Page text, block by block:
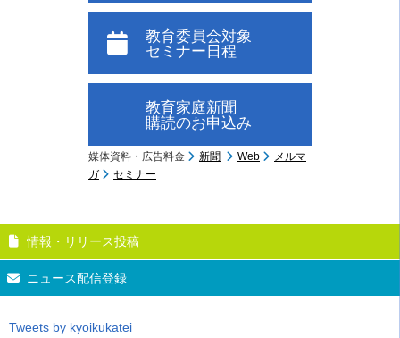
教育委員会対象
セミナー日程
教育家庭新聞
購読のお申込み
媒体資料・広告料金 新聞 Web
メルマ
ガ
セミナー
情報・リリース投稿
ニュース配信登録
Tweets by kyoikukatei